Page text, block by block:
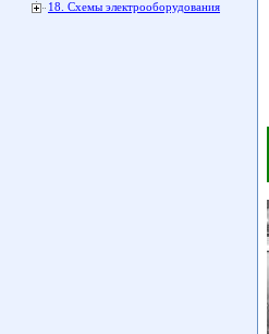
18. Схемы электрооборудования